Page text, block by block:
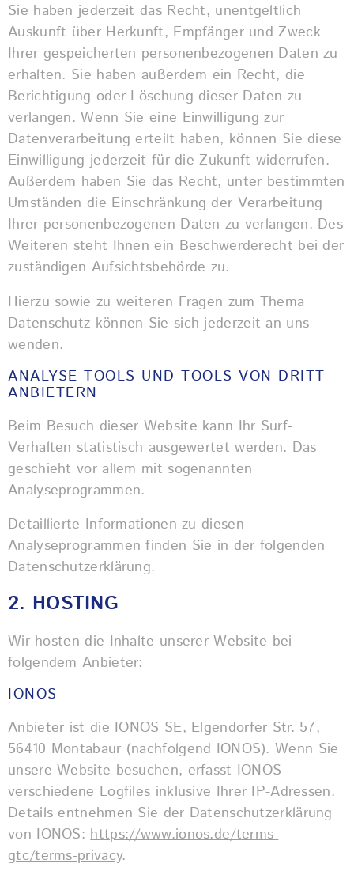
Sie haben jederzeit das Recht, unentgeltlich
Auskunft über Herkunft, Empfänger und Zweck
Ihrer gespeicherten personenbezogenen Daten zu
erhalten. Sie haben außerdem ein Recht, die
Berichtigung oder Löschung dieser Daten zu
verlangen. Wenn Sie eine Einwilligung zur
Datenverarbeitung erteilt haben, können Sie diese
Einwilligung jederzeit für die Zukunft widerrufen.
Außerdem haben Sie das Recht, unter bestimmten
Umständen die Einschränkung der Verarbeitung
Ihrer personenbezogenen Daten zu verlangen. Des
Weiteren steht Ihnen ein Beschwerderecht bei der
zuständigen Aufsichtsbehörde zu.
Hierzu sowie zu weiteren Fragen zum Thema
Datenschutz können Sie sich jederzeit an uns
wenden.
ANALYSE-TOOLS UND TOOLS VON DRITT­
ANBIETERN
Beim Besuch dieser Website kann Ihr Surf-
Verhalten statistisch ausgewertet werden. Das
geschieht vor allem mit sogenannten
Analyseprogrammen.
Detaillierte Informationen zu diesen
Analyseprogrammen finden Sie in der folgenden
Datenschutzerklärung.
2. HOSTING
Wir hosten die Inhalte unserer Website bei
folgendem Anbieter:
IONOS
Anbieter ist die IONOS SE, Elgendorfer Str. 57,
56410 Montabaur (nachfolgend IONOS). Wenn Sie
unsere Website besuchen, erfasst IONOS
verschiedene Logfiles inklusive Ihrer IP-Adressen.
Details entnehmen Sie der Datenschutzerklärung
von IONOS:https://www.ionos.de/terms-
gtc/terms-privacy.